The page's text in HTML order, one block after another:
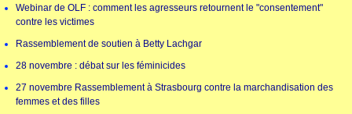
Webinar de OLF : comment les agresseurs retournent le "consentement"
contre les victimes
Rassemblement de soutien à Betty Lachgar
28 novembre : débat sur les féminicides
27 novembre Rassemblement à Strasbourg contre la marchandisation des
femmes et des filles